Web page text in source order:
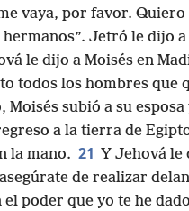
vaya, por favor.
Jetró le dijo a
le dijo a Moisés en
todos los hombres que
Moisés subió a su
a la tierra de
la mano. 21 Y Jehová le
de realizar
poder que yo te he